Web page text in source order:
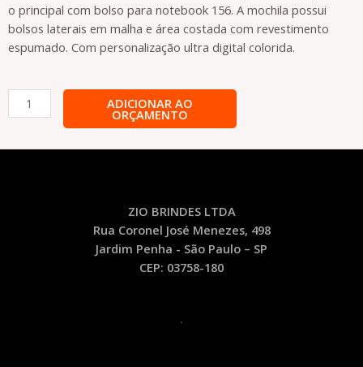
o principal com bolso para notebook 156. A mochila possui
bolsos laterais em malha e área costada com revestimento
espumado. Com personalização ultra digital colorida.
Mochila
de
Personalizada
ADICIONAR AO
ORÇAMENTO
ZIO BRINDES LTDA
Rua Coronel José Menezes, 498
Jardim Penha - São Paulo – SP
CEP: 03758-180
.